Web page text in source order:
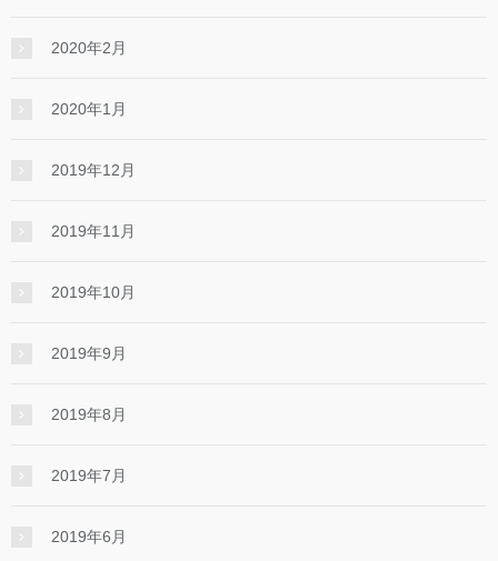
2020年2月
2020年1月
2019年12月
2019年11月
2019年10月
2019年9月
2019年8月
2019年7月
2019年6月